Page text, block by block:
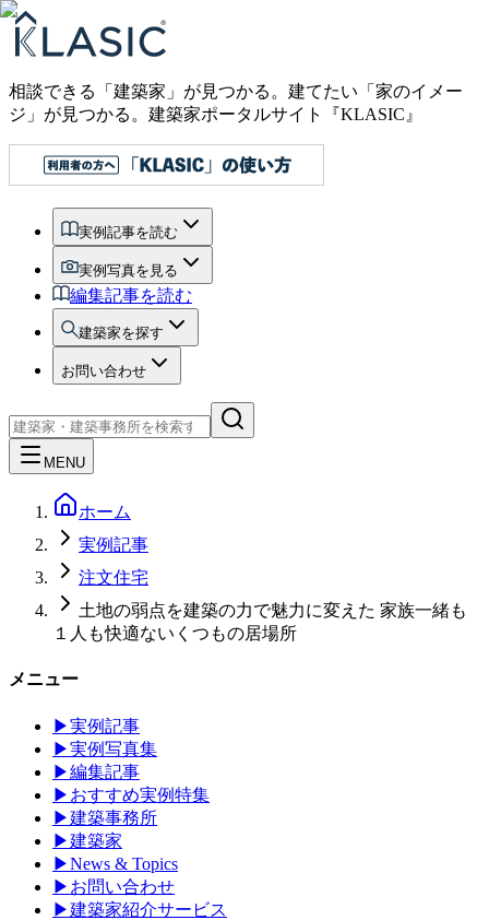
相談できる「建築家」が見つかる。建てたい「家のイメー
ジ」が見つかる。 建築家ポータルサイト『KLASIC』
実例記事を読む
実例写真を見る
編集記事を読む
建築家を探す
お問い合わせ
MENU
ホーム
実例記事
注文住宅
土地の弱点を建築の力で魅力に変えた 家族一緒も
１人も快適ないくつもの居場所
メニュー
▶実例記事
▶実例写真集
▶編集記事
▶ おすすめ実例特集
▶建築事務所
▶建築家
▶News & Topics
▶ お問い合わせ
▶建築家紹介サービス